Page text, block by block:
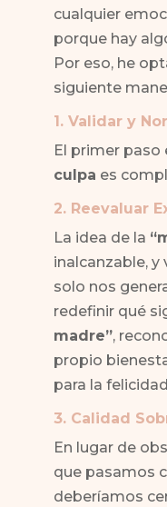
cualquier
porque hay
Por eso, he
siguiente
1. Validar y
El primer
culpa es
2. Reevaluar
La idea de la
inalcanzable, y
solo nos
redefinir qué
madre”,
propio
para la
3. Calidad
En lugar de
que pasamos
deberíamos